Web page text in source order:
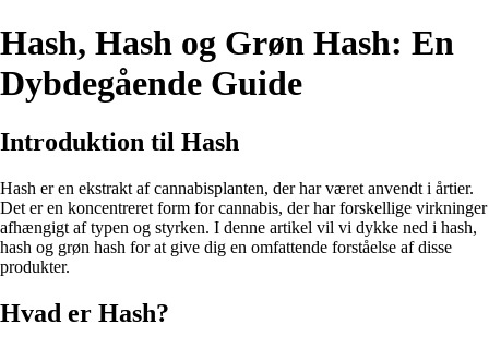
Hash, Hash og Grøn Hash: En
Dybdegående Guide
Introduktion til Hash
Hash er en ekstrakt af cannabisplanten, der har været anvendt i årtier.
Det er en koncentreret form for cannabis, der har forskellige virkninger
afhængigt af typen og styrken. I denne artikel vil vi dykke ned i hash,
hash og grøn hash for at give dig en omfattende forståelse af disse
produkter.
Hvad er Hash?